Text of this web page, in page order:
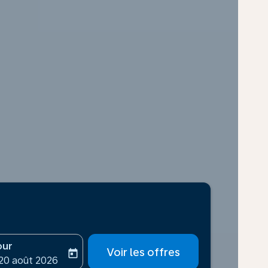
aria-labelreturn-date-aria-label
août 2026
today Voir les offres